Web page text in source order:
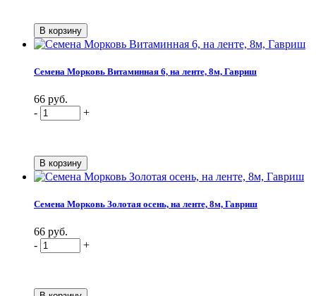
Семена Морковь Витаминная 6, на ленте, 8м, Гавриш
66 руб.
-
+
Семена Морковь Золотая осень, на ленте, 8м, Гавриш
66 руб.
-
+